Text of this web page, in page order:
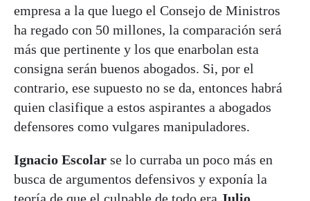
empresa a la que luego el Consejo de Ministros
ha regado con 50 millones, la comparación será
más que pertinente y los que enarbolan esta
consigna serán buenos abogados. Si, por el
contrario, ese supuesto no se da, entonces habrá
quien clasifique a estos aspirantes a abogados
defensores como vulgares manipuladores.
Ignacio Escolar se lo curraba un poco más en
busca de argumentos defensivos y exponía la